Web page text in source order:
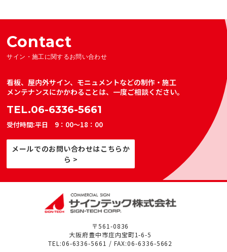
Contact
サイン・施工に関するお問い合わせ
看板、屋内外サイン、モニュメントなどの制作・施工
メンテナンスにかかわることは、一度ご相談ください。
TEL.06-6336-5661
受付時間:平日 9：00～18：00
メールでのお問い合わせはこちらか
ら >
〒561-0836
大阪府豊中市庄内宝町1-6-5
TEL:06-6336-5661 / FAX:06-6336-5662